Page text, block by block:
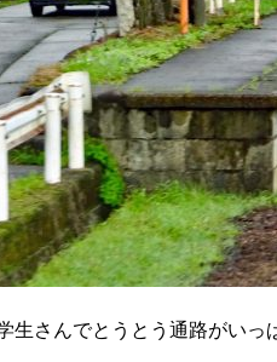
生さんでとうとう通路がいっ